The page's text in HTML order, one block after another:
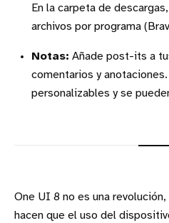
En la carpeta de
archivos por programa
Notas: Añade post-its a
comentarios y
personalizables y se
One UI 8 no es una
hacen que el uso del